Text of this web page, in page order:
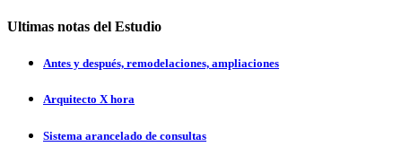
Ultimas notas del Estudio
Antes y después, remodelaciones, ampliaciones
Arquitecto X hora
Sistema arancelado de consultas